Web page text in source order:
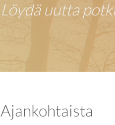
Löydä uutta
Ajankohtaista